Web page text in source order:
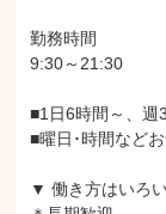
勤務時間
9:30～21:30
■1日6時間～、週
■曜日･時間など
▼ 働き方はいろ